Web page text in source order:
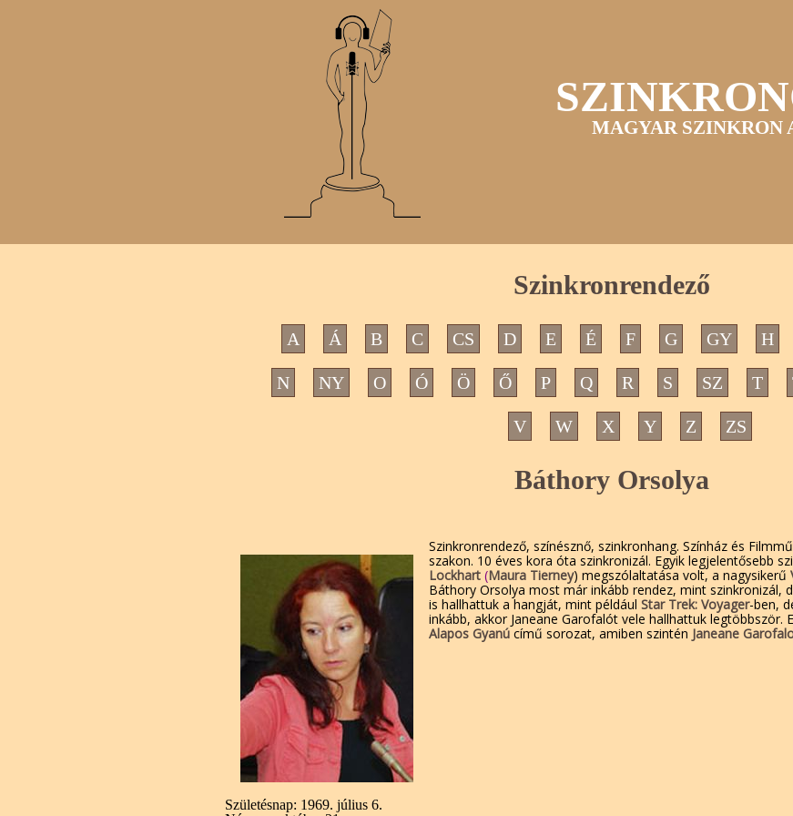
MAGYAR SZINKRON
Szinkronrendező
A Á B C CS D E É F G GY H
N NY O Ó Ö Ő P Q R S SZ T
V W X Y Z ZS
Báthory Orsolya
Szinkronrendező, színésznő, szinkronhang. Színház és
szakon. 10 éves kora óta szinkronizál. Egyik legjelentősebb
Lockhart (Maura Tierney) megszólaltatása volt, a nagysikerű
Báthory Orsolya most már inkább rendez, mint szinkronizál,
is hallhattuk a hangját, mint például Star Trek: Voyager-ben,
inkább, akkor Janeane Garofalót vele hallhattuk legtöbbször.
Alapos Gyanú című sorozat, amiben szintén Janeane
Születésnap: 1969. július 6.